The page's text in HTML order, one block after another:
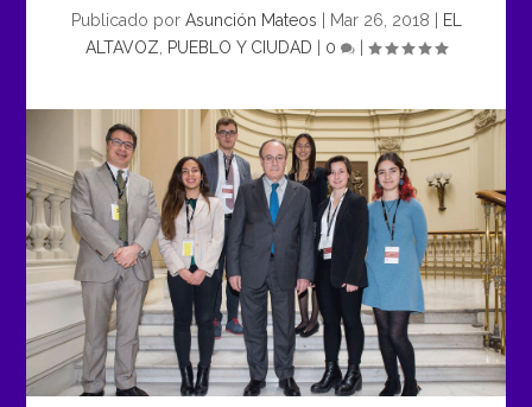
Publicado por Asunción Mateos Mar 26, 2018
EL
ALTAVOZ
PUEBLO Y CIUDAD 0